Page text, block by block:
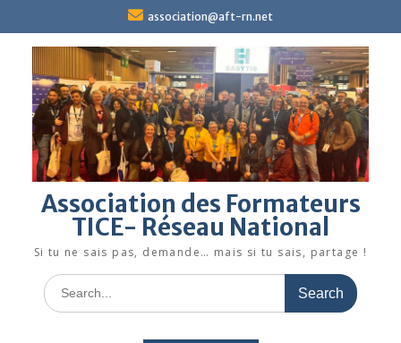
content
association@aft-rn.net
Association des Formateurs
TICE- Réseau National
Si tu ne sais pas, demande… mais si tu sais, partage !
Search
for: